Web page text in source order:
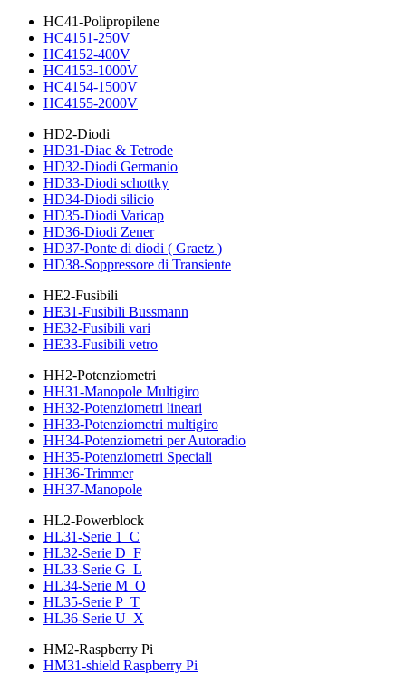
HC41-Polipropilene
HC4151-250V
HC4152-400V
HC4153-1000V
HC4154-1500V
HC4155-2000V
HD2-Diodi
HD31-Diac & Tetrode
HD32-Diodi Germanio
HD33-Diodi schottky
HD34-Diodi silicio
HD35-Diodi Varicap
HD36-Diodi Zener
HD37-Ponte di diodi ( Graetz )
HD38-Soppressore di Transiente
HE2-Fusibili
HE31-Fusibili Bussmann
HE32-Fusibili vari
HE33-Fusibili vetro
HH2-Potenziometri
HH31-Manopole Multigiro
HH32-Potenziometri lineari
HH33-Potenziometri multigiro
HH34-Potenziometri per Autoradio
HH35-Potenziometri Speciali
HH36-Trimmer
HH37-Manopole
HL2-Powerblock
HL31-Serie 1_C
HL32-Serie D_F
HL33-Serie G_L
HL34-Serie M_O
HL35-Serie P_T
HL36-Serie U_X
HM2-Raspberry Pi
HM31-shield Raspberry Pi